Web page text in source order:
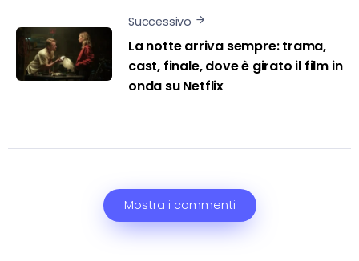
Successivo
La notte arriva sempre: trama,
cast, finale, dove è girato il film in
onda su Netflix
Mostra i commenti